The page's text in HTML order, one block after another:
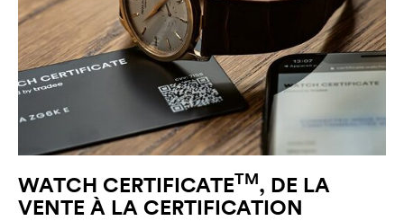
WATCH CERTIFICATETM, DE LA
VENTE À LA CERTIFICATION